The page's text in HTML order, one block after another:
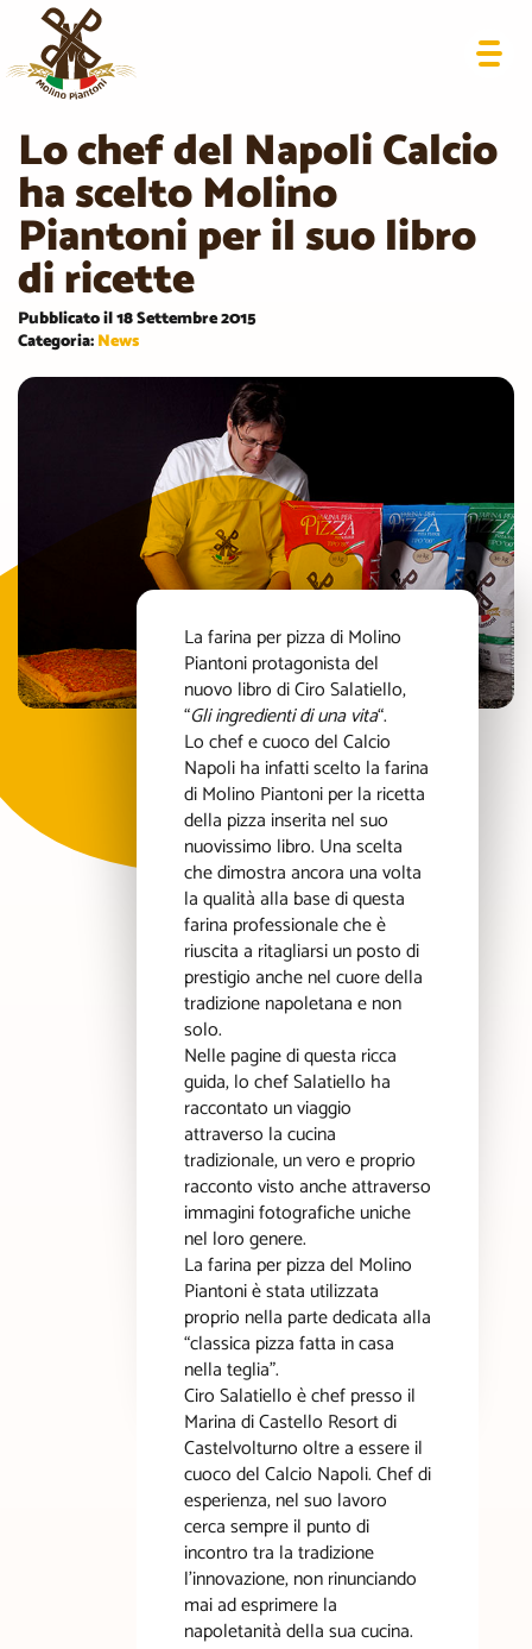
Lo chef del Napoli Calcio
ha scelto Molino
Piantoni per il suo libro
di ricette
Pubblicato il 18 Settembre 2015
Categoria:News
La farina per pizza di Molino
Piantoni protagonista del
nuovo libro di Ciro Salatiello,
“Gli ingredienti di una vita“.
Lo chef e cuoco del Calcio
Napoli ha infatti scelto la farina
di Molino Piantoni per la ricetta
della pizza inserita nel suo
nuovissimo libro. Una scelta
che dimostra ancora una volta
la qualità alla base di questa
farina professionale che è
riuscita a ritagliarsi un posto di
prestigio anche nel cuore della
tradizione napoletana e non
solo.
Nelle pagine di questa ricca
guida, lo chef Salatiello ha
raccontato un viaggio
attraverso la cucina
tradizionale, un vero e proprio
racconto visto anche attraverso
immagini fotografiche uniche
nel loro genere.
La farina per pizza del Molino
Piantoni è stata utilizzata
proprio nella parte dedicata alla
“classica pizza fatta in casa
nella teglia”.
Ciro Salatiello è chef presso il
Marina di Castello Resort di
Castelvolturno oltre a essere il
cuoco del Calcio Napoli. Chef di
esperienza, nel suo lavoro
cerca sempre il punto di
incontro tra la tradizione
l’innovazione, non rinunciando
mai ad esprimere la
napoletanità della sua cucina.